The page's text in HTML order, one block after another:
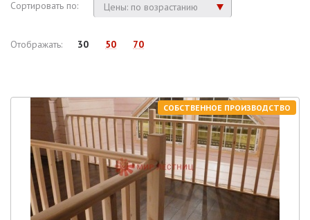
Сортировать по: Цены: по возрастанию
Отображать: 30 50 70
СОБСТВЕННОЕ ПРОИЗВОДСТВО